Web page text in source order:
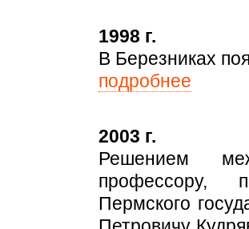
1998 г.
В Березниках
подробнее
2003 г.
Решением
профессору,
Пермского